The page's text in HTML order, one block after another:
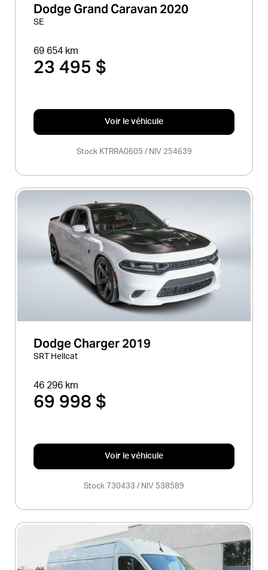
Dodge Grand Caravan 2020
SE
69 654 km
23 495 $
Voir le véhicule
Stock KTRRA0605 / NIV 254639
Dodge Charger 2019
SRT Hellcat
46 296 km
69 998 $
Voir le véhicule
Stock 730433 / NIV 538589